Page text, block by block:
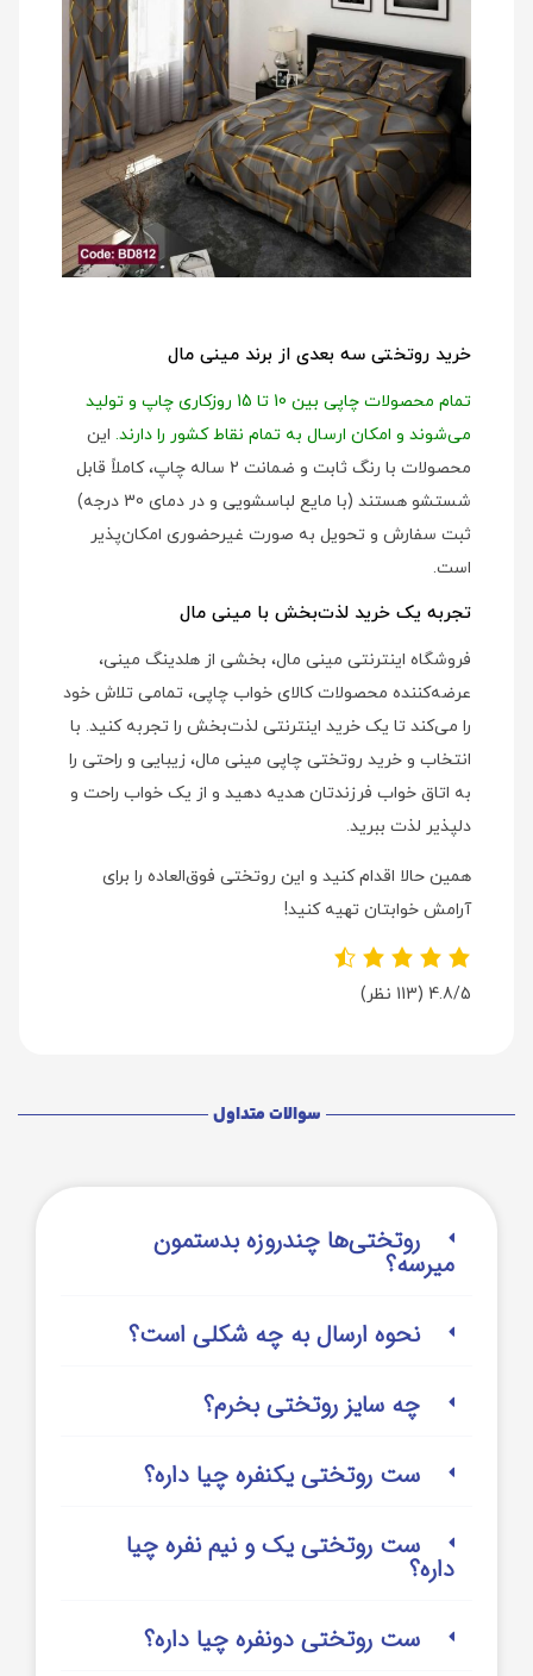
خرید روتختی سه بعدی از برند مینی مال
تمام محصولات چاپی بین 10 تا 15 روزکاری چاپ و تولید
می‌شوند و امکان ارسال به تمام نقاط کشور را دارند. این
محصولات با رنگ ثابت و ضمانت 2 ساله چاپ، کاملاً قابل
شستشو هستند (با مایع لباسشویی و در دمای 30 درجه)
ثبت سفارش و تحویل به صورت غیرحضوری امکان‌پذیر
است.
تجربه یک خرید لذت‌بخش با مینی مال
فروشگاه اینترنتی مینی مال، بخشی از هلدینگ مینی،
عرضه‌کننده محصولات کالای خواب چاپی، تمامی تلاش خود
را می‌کند تا یک خرید اینترنتی لذت‌بخش را تجربه کنید. با
انتخاب و خرید روتختی چاپی مینی مال، زیبایی و راحتی را
به اتاق خواب فرزندتان هدیه دهید و از یک خواب راحت و
دلپذیر لذت ببرید.
همین حالا اقدام کنید و این روتختی فوق‌العاده را برای
آرامش خوابتان تهیه کنید!
4.8/5 (113 نظر)
سوالات متداول
روتختی‌‌ها چندروزه بدستمون
میرسه؟
نحوه ارسال به چه شکلی است؟
چه سایز روتختی بخرم؟
ست روتختی یکنفره چیا داره؟
ست روتختی یک و نیم نفره چیا
داره؟
ست روتختی دونفره چیا داره؟